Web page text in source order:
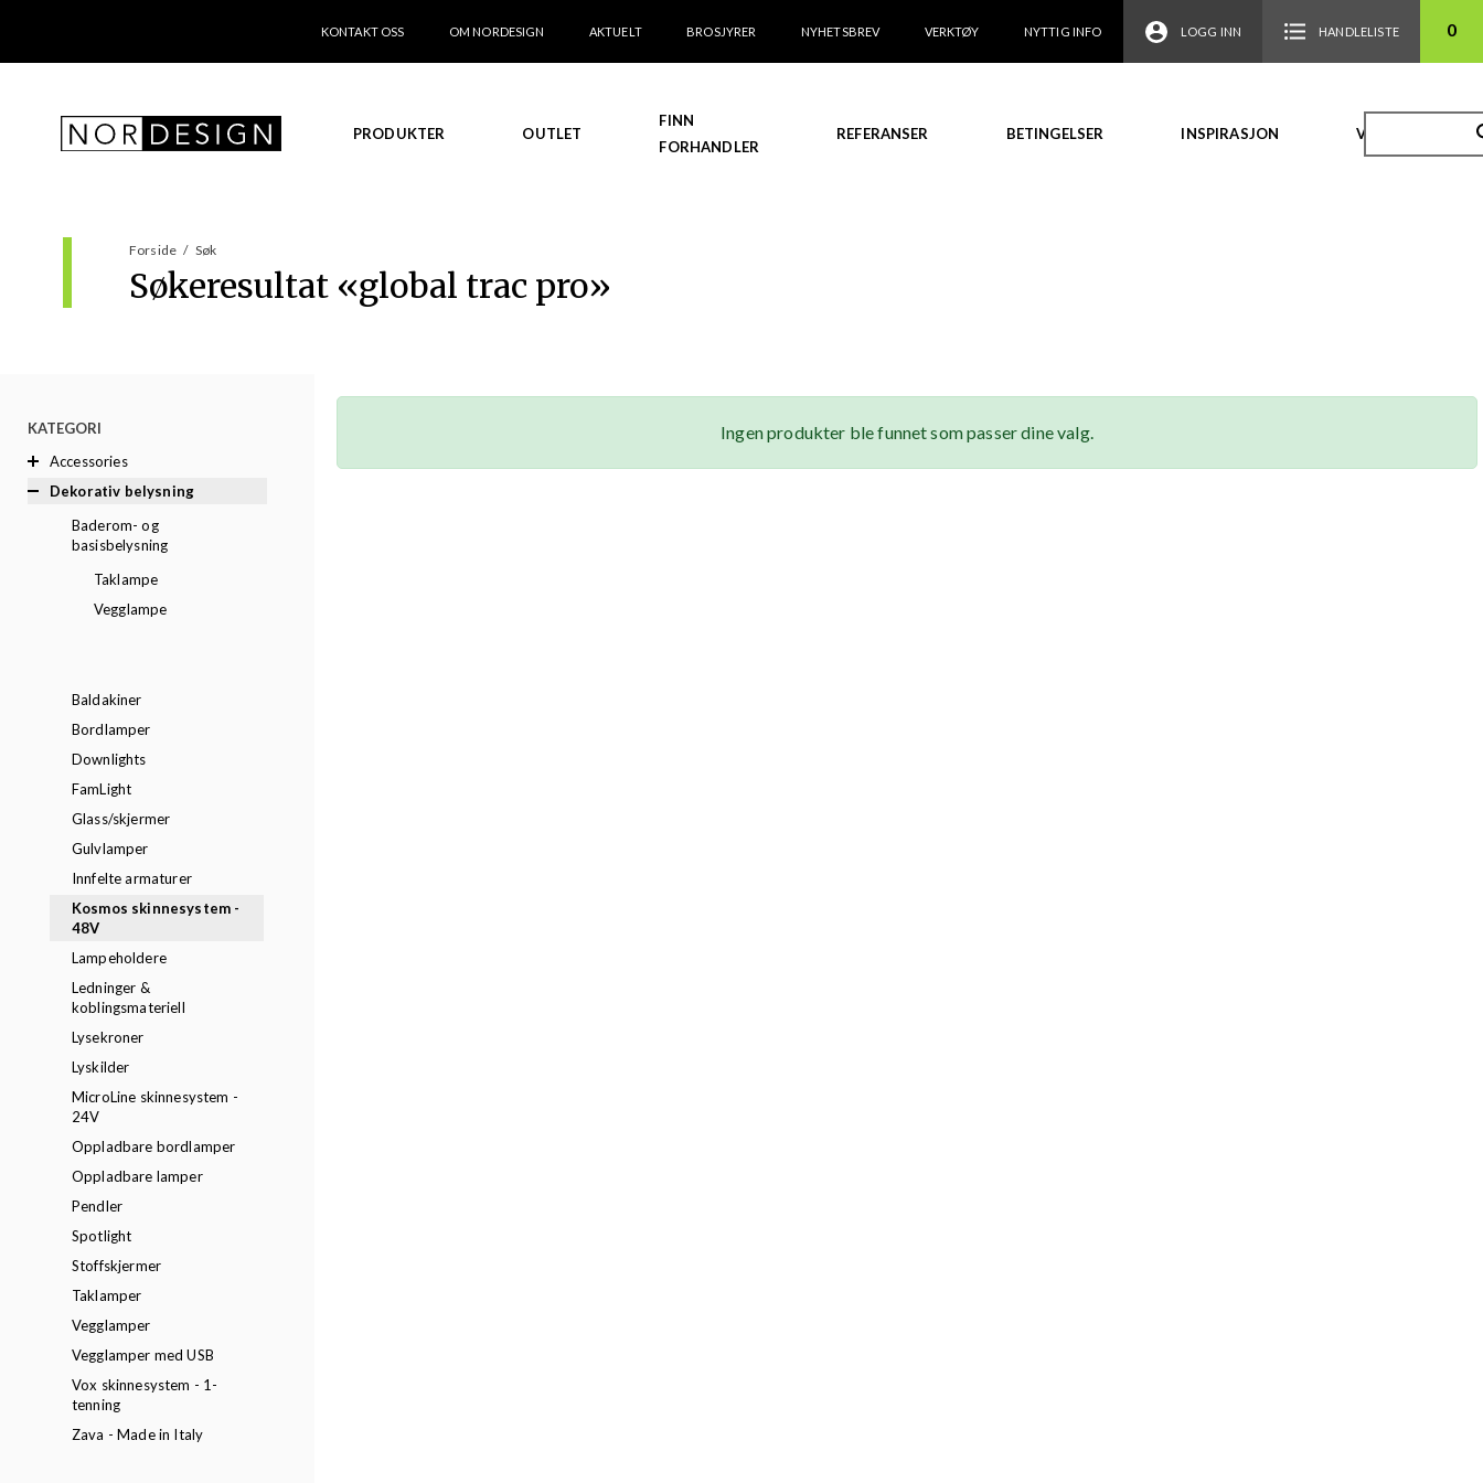
KONTAKT OSS OM NORDESIGN AKTUELT BROSJYRER NYHETSBREV VERKTØY NYTTIG INFO LOGG INN HANDLELISTE 0
PRODUKTER OUTLET
FINN
FORHANDLER
REFERANSER BETINGELSER INSPIRASJON VIDEO
Forside / Søk
Søkeresultat «global trac pro»
KATEGORI
Accessories
Dekorativ belysning
Baderom- og
basisbelysning
Taklampe
Vegglampe
Baldakiner
Bordlamper
Downlights
FamLight
Glass/skjermer
Gulvlamper
Innfelte armaturer
Kosmos skinnesystem -
48V
Lampeholdere
Ledninger &
koblingsmateriell
Lysekroner
Lyskilder
MicroLine skinnesystem -
24V
Oppladbare bordlamper
Oppladbare lamper
Pendler
Spotlight
Stoffskjermer
Taklamper
Vegglamper
Vegglamper med USB
Vox skinnesystem - 1-
tenning
Zava - Made in Italy
Ingen produkter ble funnet som passer dine valg.